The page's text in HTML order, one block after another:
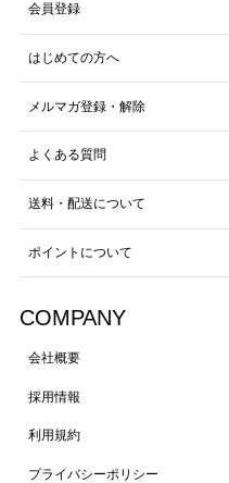
会員登録
はじめての方へ
メルマガ登録・解除
よくある質問
送料・配送について
ポイントについて
COMPANY
会社概要
採用情報
利用規約
プライバシーポリシー